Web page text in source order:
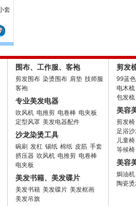
哈发商城，您的网络工具装备箱！
总值:
围布、工作服、客袍
剪发围布 染烫围布 肩垫 技师服
客袍
专业美发电器
吹风机 电推剪 电卷棒 电夹板
定型风罩 美发电器配件
沙龙染烫工具
碗刷 发杠 锡纸 棉纸 皮筋 手套
挤压器 吹风机 电推剪 电卷棒
电夹板
美发书籍、美发碟片
美发书籍 美发碟片 美发框画
美发吊旗
剪发
99蓝
电木梳
包发梳
美容
剪发椅
足浴
儿童椅
等候椅
美容
焗油机
陶瓷